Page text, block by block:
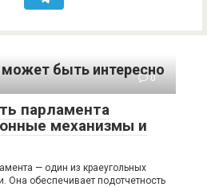
быть интересно
0
парламента
механизмы и
— один из краеугольных
Она обеспечивает подотчетность